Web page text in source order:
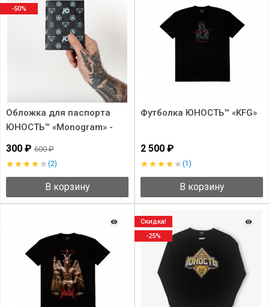
Обложка для паспорта
ЮНОСТЬ™ «Monogram» -
300 ₽ 600 ₽
(2)
В корзину
-50%
Футболка ЮНОСТЬ™ «KFG»
2 500 ₽
(1)
В корзину
Скидка!
-25%